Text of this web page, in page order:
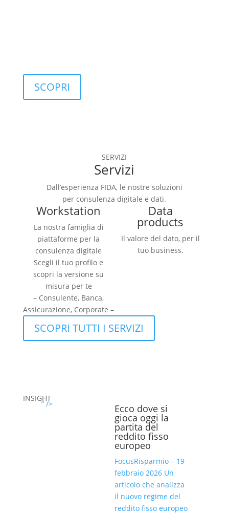
SCOPRI
SERVIZI
Servizi
Dall’esperienza FIDA, le nostre soluzioni
per consulenza digitale e dati.
Workstation
La nostra famiglia di
piattaforme per la
consulenza digitale
Scegli il tuo profilo e
scopri la versione su
misura per te
– Consulente, Banca,
Assicurazione, Corporate –
Data
products
Il valore del dato, per il
tuo business.
SCOPRI TUTTI I SERVIZI
INSIGHT
” /> Ecco dove si
gioca oggi la
partita del
reddito fisso
europeo
FocusRisparmio – 19
febbraio 2026 Un
articolo che analizza
il nuovo regime del
reddito fisso europeo